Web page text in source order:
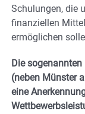
Schulungen, die
finanziellen
ermöglichen
Die
(neben Münster
eine